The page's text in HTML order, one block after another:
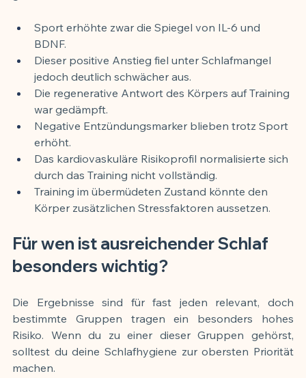
Sport erhöhte zwar die Spiegel von IL-6 und
BDNF.
Dieser positive Anstieg fiel unter Schlafmangel
jedoch deutlich schwächer aus.
Die regenerative Antwort des Körpers auf Training
war gedämpft.
Negative Entzündungsmarker blieben trotz Sport
erhöht.
Das kardiovaskuläre Risikoprofil normalisierte sich
durch das Training nicht vollständig.
Training im übermüdeten Zustand könnte den
Körper zusätzlichen Stressfaktoren aussetzen.
Für wen ist ausreichender Schlaf
besonders wichtig?
Die Ergebnisse sind für fast jeden relevant, doch
bestimmte Gruppen tragen ein besonders hohes
Risiko. Wenn du zu einer dieser Gruppen gehörst,
solltest du deine Schlafhygiene zur obersten Priorität
machen.